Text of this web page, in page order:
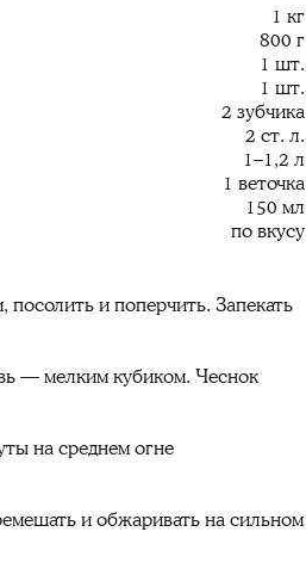
1 кг
800 г
1 шт.
1 шт.
2 зубчика
2 ст. л.
1–1,2 л
1 веточка
150 мл
по вкусу
и поперчить. Запекать
— мелким кубиком. Чеснок
на среднем огне
и обжаривать на сильном